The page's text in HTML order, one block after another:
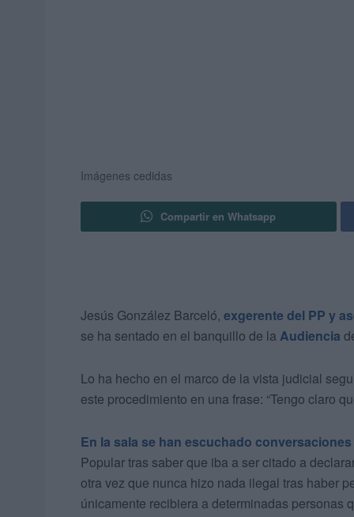
Imágenes cedidas
Compartir en Whatsapp
Jesús González Barceló, exgerente del PP y
se ha sentado en el banquillo de la Audiencia
Lo ha hecho en el marco de la vista judicial
este procedimiento en una frase: “Tengo claro
En la sala se han escuchado
Popular tras saber que iba a ser citado a
otra vez que nunca hizo nada ilegal tras haber
únicamente recibiera a determinadas personas